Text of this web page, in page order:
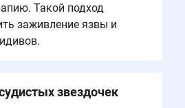
Такой подход
заживление язвы и
звездочек